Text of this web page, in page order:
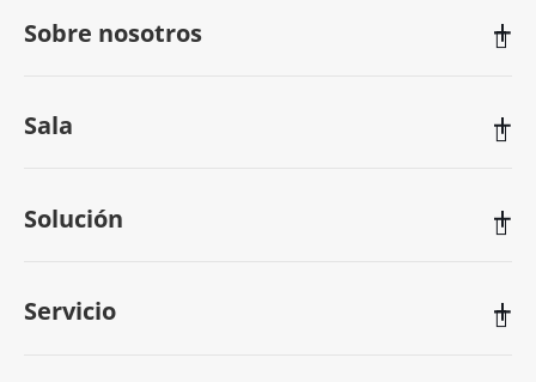
Sobre nosotros 
Sala 
Solución 
Servicio 